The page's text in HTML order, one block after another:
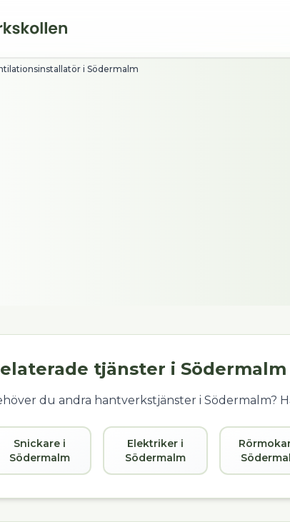
i Södermalm
tjänster i Södermalm
du andra hantverkstjänster i Södermalm?
Snickare i
Södermalm
Elektriker i
Södermalm